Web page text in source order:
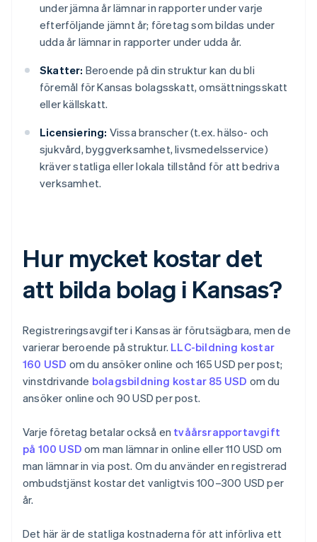
under jämna år lämnar in rapporter under varje
efterföljande jämnt år; företag som bildas under
udda år lämnar in rapporter under udda år.
Skatter: Beroende på din struktur kan du bli
föremål för Kansas bolagsskatt, omsättningsskatt
eller källskatt.
Licensiering: Vissa branscher (t.ex. hälso- och
sjukvård, byggverksamhet, livsmedelsservice)
kräver statliga eller lokala tillstånd för att bedriva
verksamhet.
Hur mycket kostar det
att bilda bolag i Kansas?
Registreringsavgifter i Kansas är förutsägbara, men de
varierar beroende på struktur. LLC-bildning kostar
160 USD om du ansöker online och 165 USD per post;
vinstdrivande bolagsbildning kostar 85 USD om du
ansöker online och 90 USD per post.
Varje företag betalar också en tvåårsrapportavgift
på 100 USD om man lämnar in online eller 110 USD om
man lämnar in via post. Om du använder en registrerad
ombudstjänst kostar det vanligtvis 100–300 USD per
år.
Det här är de statliga kostnaderna för att införliva ett